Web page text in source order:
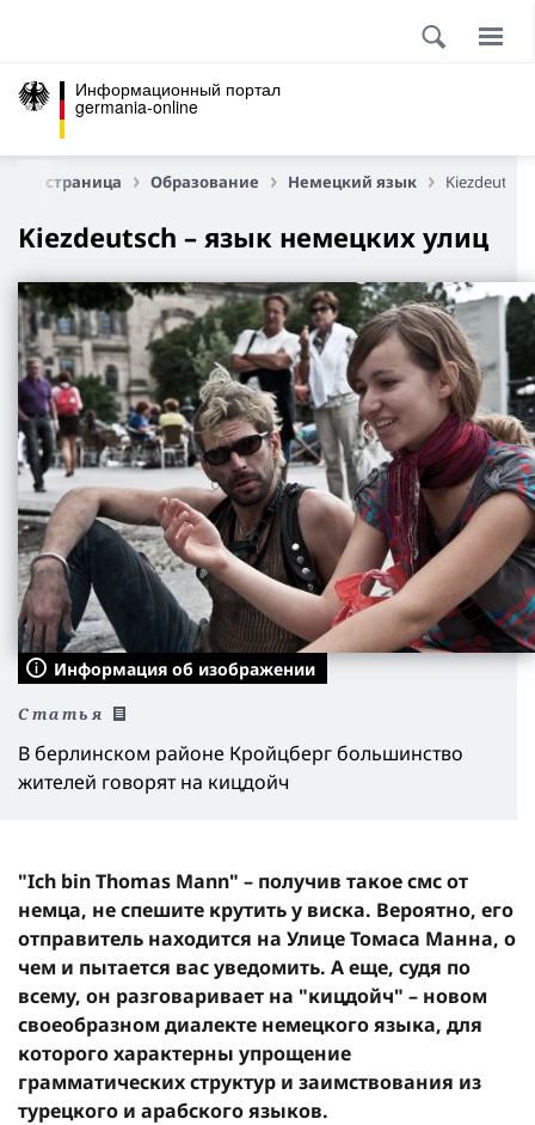
Информационный портал
germania-online
страница Образование Немецкий язык Kiezdeutsch
Kiezdeutsch – язык немецких улиц
Информация об изображении
Статья
В берлинском районе Кройцберг большинство
жителей говорят на кицдойч
"Ich bin Thomas Mann" – получив такое смс от
немца, не спешите крутить у виска. Вероятно, его
отправитель находится на Улице Томаса Манна, о
чем и пытается вас уведомить. А еще, судя по
всему, он разговаривает на "кицдойч" – новом
своеобразном диалекте немецкого языка, для
которого характерны упрощение
грамматических структур и заимствования из
турецкого и арабского языков.